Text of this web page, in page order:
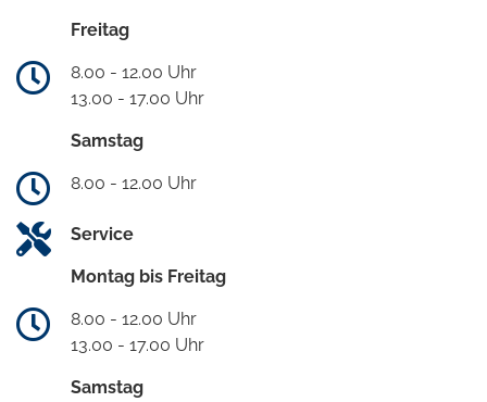
Freitag
8.00 - 12.00 Uhr
13.00 - 17.00 Uhr
Samstag
8.00 - 12.00 Uhr
Service
Montag bis Freitag
8.00 - 12.00 Uhr
13.00 - 17.00 Uhr
Samstag